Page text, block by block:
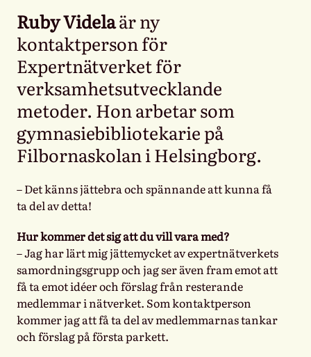
Ruby Videlaär ny
kontaktperson för
Expertnätverket för
verksamhetsutvecklande
metoder. Hon arbetar som
gymnasiebibliotekarie på
Filbornaskolan i Helsingborg.
– Det känns jättebra och spännande att kunna få
ta del av detta!
Hur kommer det sig att du vill vara med?
– Jag har lärt mig jättemycket av expertnätverkets
samordningsgrupp och jag ser även fram emot att
få ta emot idéer och förslag från resterande
medlemmar i nätverket. Som kontaktperson
kommer jag att få ta del av medlemmarnas tankar
och förslag på första parkett.